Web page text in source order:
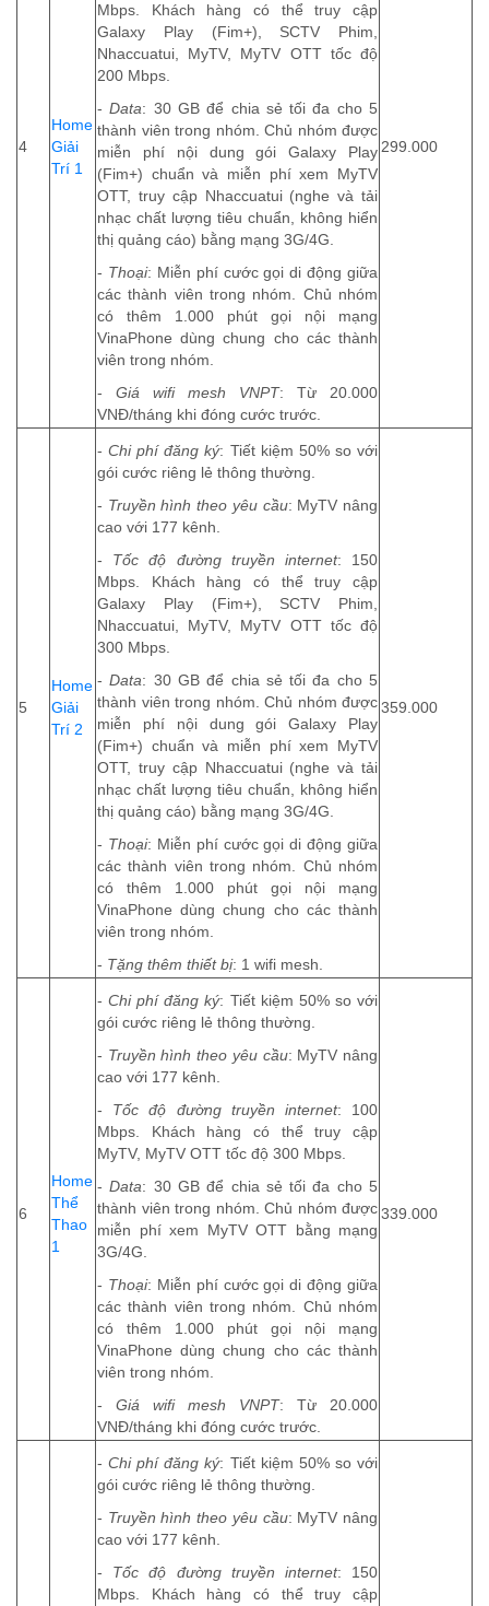
4
Home
Giải
Trí 1
Mbps. Khách hàng có thể truy cập
Galaxy Play (Fim+), SCTV Phim,
Nhaccuatui, MyTV, MyTV OTT tốc độ
200 Mbps.
-Data: 30 GB để chia sẻ tối đa cho 5
thành viên trong nhóm. Chủ nhóm được
miễn phí nội dung gói Galaxy Play
(Fim+) chuẩn và miễn phí xem MyTV
OTT, truy cập Nhaccuatui (nghe và tải
nhạc chất lượng tiêu chuẩn, không hiển
thị quảng cáo) bằng mạng 3G/4G.
- Thoại: Miễn phí cước gọi di động giữa
các thành viên trong nhóm. Chủ nhóm
có thêm 1.000 phút gọi nội mạng
VinaPhone dùng chung cho các thành
viên trong nhóm.
- Giá wifi mesh VNPT: Từ 20.000
VNĐ/tháng khi đóng cước trước.
299.000
5
Home
Giải
Trí 2
-Chi phí đăng ký: Tiết kiệm 50% so với
gói cước riêng lẻ thông thường.
- Truyền hình theo yêu cầu: MyTV nâng
cao với 177 kênh.
- Tốc độ đường truyền internet: 150
Mbps. Khách hàng có thể truy cập
Galaxy Play (Fim+), SCTV Phim,
Nhaccuatui, MyTV, MyTV OTT tốc độ
300 Mbps.
-Data: 30 GB để chia sẻ tối đa cho 5
thành viên trong nhóm. Chủ nhóm được
miễn phí nội dung gói Galaxy Play
(Fim+) chuẩn và miễn phí xem MyTV
OTT, truy cập Nhaccuatui (nghe và tải
nhạc chất lượng tiêu chuẩn, không hiển
thị quảng cáo) bằng mạng 3G/4G.
- Thoại: Miễn phí cước gọi di động giữa
các thành viên trong nhóm. Chủ nhóm
có thêm 1.000 phút gọi nội mạng
VinaPhone dùng chung cho các thành
viên trong nhóm.
- Tặng thêm thiết bị: 1 wifi mesh.
359.000
6
Home
Thể
Thao
1
-Chi phí đăng ký: Tiết kiệm 50% so với
gói cước riêng lẻ thông thường.
- Truyền hình theo yêu cầu: MyTV nâng
cao với 177 kênh.
- Tốc độ đường truyền internet: 100
Mbps. Khách hàng có thể truy cập
MyTV, MyTV OTT tốc độ 300 Mbps.
-Data: 30 GB để chia sẻ tối đa cho 5
thành viên trong nhóm. Chủ nhóm được
miễn phí xem MyTV OTT bằng mạng
3G/4G.
- Thoại: Miễn phí cước gọi di động giữa
các thành viên trong nhóm. Chủ nhóm
có thêm 1.000 phút gọi nội mạng
VinaPhone dùng chung cho các thành
viên trong nhóm.
- Giá wifi mesh VNPT: Từ 20.000
VNĐ/tháng khi đóng cước trước.
339.000
-Chi phí đăng ký: Tiết kiệm 50% so với
gói cước riêng lẻ thông thường.
- Truyền hình theo yêu cầu: MyTV nâng
cao với 177 kênh.
- Tốc độ đường truyền internet: 150
Mbps. Khách hàng có thể truy cập